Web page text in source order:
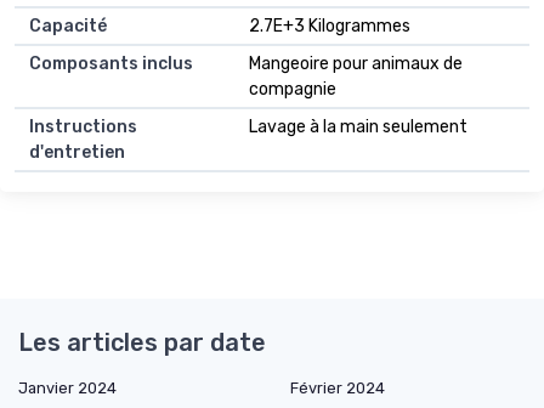
Capacité
2.7E+3 Kilogrammes
Composants inclus
Mangeoire pour animaux de
compagnie
Instructions
d'entretien
Lavage à la main seulement
Les articles par date
Janvier 2024
Février 2024